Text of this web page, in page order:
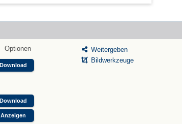
Optionen
Download
Download
Anzeigen
Weitergeben
Bildwerkzeuge